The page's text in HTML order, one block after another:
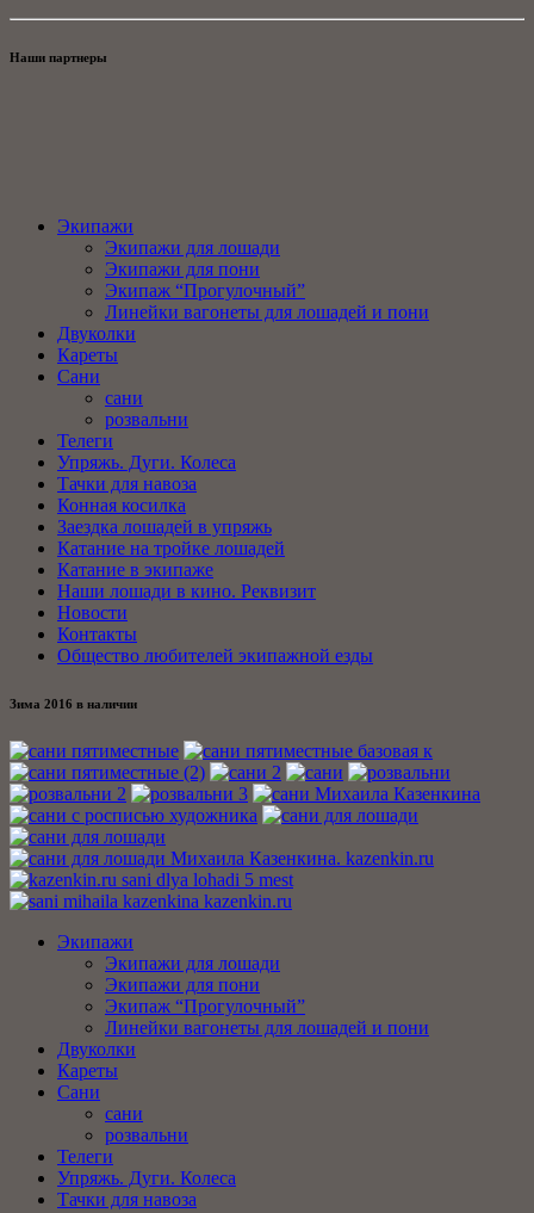
Наши партнеры
Экипажи
Экипажи для лошади
Экипажи для пони
Экипаж “Прогулочный”
Линейки вагонеты для лошадей и пони
Двуколки
Кареты
Сани
сани
розвальни
Телеги
Упряжь. Дуги. Колеса
Тачки для навоза
Конная косилка
Заездка лошадей в упряжь
Катание на тройке лошадей
Катание в экипаже
Наши лошади в кино. Реквизит
Новости
Контакты
Общество любителей экипажной езды
Зима 2016 в наличии
Экипажи
Экипажи для лошади
Экипажи для пони
Экипаж “Прогулочный”
Линейки вагонеты для лошадей и пони
Двуколки
Кареты
Сани
сани
розвальни
Телеги
Упряжь. Дуги. Колеса
Тачки для навоза